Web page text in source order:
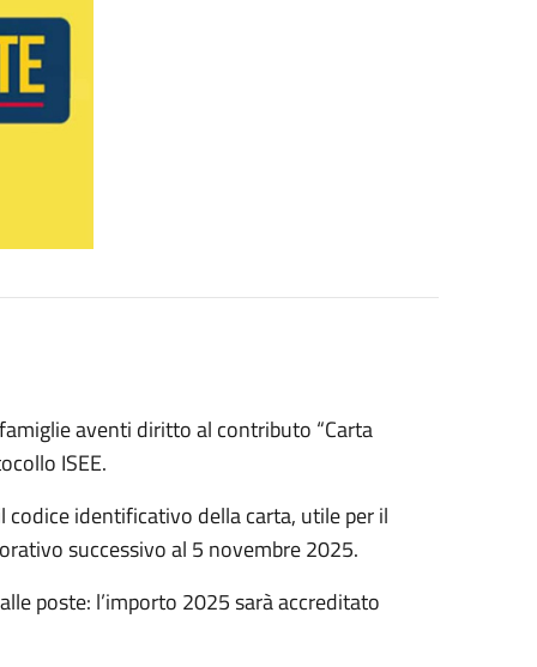
aventi diritto al contributo “Carta
ISEE.
codice identificativo della carta, utile per il
successivo al 5 novembre 2025.
poste: l’importo 2025 sarà accreditato